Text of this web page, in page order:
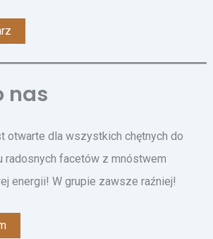
nas
otwarte dla wszystkich chętnych do
radosnych facetów z mnóstwem
energii! W grupie zawsze raźniej!